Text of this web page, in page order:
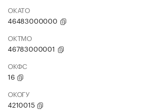
ОКАТО
46483000000
ОКТМО
46783000001
ОКФС
16
ОКОГУ
4210015